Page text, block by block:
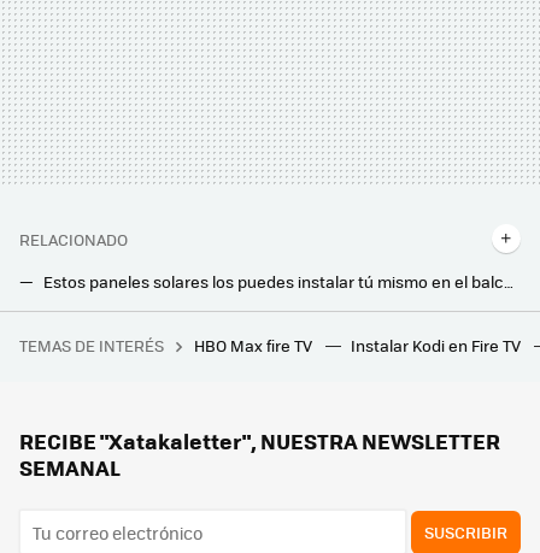
RELACIONADO
Estos paneles solares los puedes instalar tú mismo en el balcón, pared, terraza y jardín: así son los kits con hasta 800 vatios de Robinsun
Xiaomi sigue trabajando en su tercer coche y ya lo han cazado por las calles de China. Es una bestia de cinco metros que costará menos de 40.000 euros
TEMAS DE INTERÉS HBO Max fire TV Instalar Kodi en Fire TV
RECIBE "Xatakaletter", NUESTRA NEWSLETTER
SEMANAL
SUSCRIBIR